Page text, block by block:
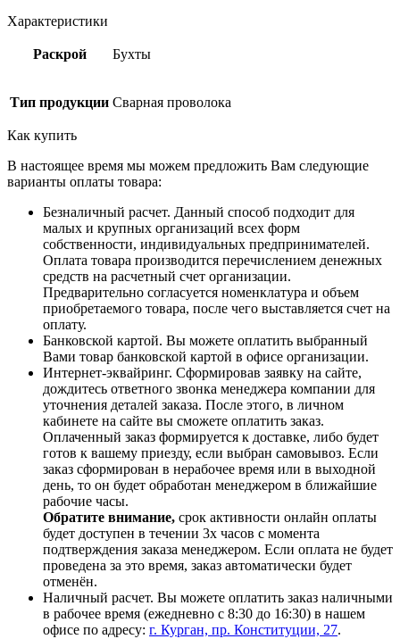
Характеристики
Раскрой Бухты
Тип продукции Сварная проволока
Как купить
В настоящее время мы можем предложить Вам следующие
варианты оплаты товара:
Безналичный расчет. Данный способ подходит для
малых и крупных организаций всех форм
собственности, индивидуальных предпринимателей.
Оплата товара производится перечислением денежных
средств на расчетный счет организации.
Предварительно согласуется номенклатура и объем
приобретаемого товара, после чего выставляется счет на
оплату.
Банковской картой. Вы можете оплатить выбранный
Вами товар банковской картой в офисе организации.
Интернет-эквайринг. Сформировав заявку на сайте,
дождитесь ответного звонка менеджера компании для
уточнения деталей заказа. После этого, в личном
кабинете на сайте вы сможете оплатить заказ.
Оплаченный заказ формируется к доставке, либо будет
готов к вашему приезду, если выбран самовывоз. Если
заказ сформирован в нерабочее время или в выходной
день, то он будет обработан менеджером в ближайшие
рабочие часы.
Обратите внимание, срок активности онлайн оплаты
будет доступен в течении 3х часов с момента
подтверждения заказа менеджером. Если оплата не будет
проведена за это время, заказ автоматически будет
отменён.
Наличный расчет. Вы можете оплатить заказ наличными
в рабочее время (ежедневно с 8:30 до 16:30) в нашем
офисе по адресу: г. Курган, пр. Конституции, 27.